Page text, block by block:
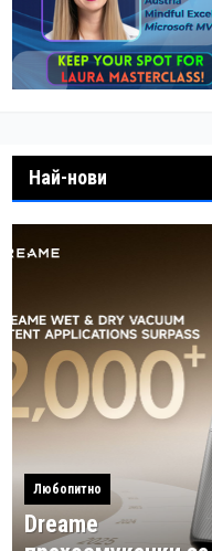
Най-нови
Любопитно
Dreame